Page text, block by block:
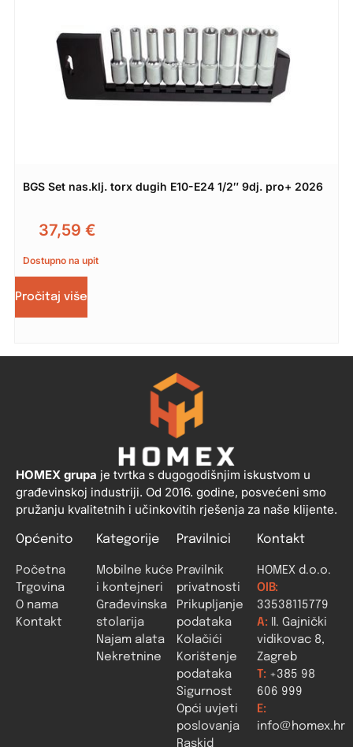
BGS Set nas.klj. torx dugih E10-E24 1/2″ 9dj. pro+ 2026
37,59 €
Dostupno na upit
Pročitaj više
HOMEX grupa je tvrtka s dugogodišnjim iskustvom u
građevinskoj industriji. Od 2016. godine, posvećeni smo
pružanju kvalitetnih i učinkovitih rješenja za naše klijente.
Općenito
Početna
Trgovina
O nama
Kontakt
Kategorije
Mobilne kuće
i kontejneri
Građevinska
stolarija
Najam alata
Nekretnine
Pravilnici
Pravilnik
privatnosti
Prikupljanje
podataka
Kolačići
Korištenje
podataka
Sigurnost
Opći uvjeti
poslovanja
Raskid
Kontakt
HOMEX d.o.o.
OIB:
33538115779
A: II. Gajnički
vidikovac 8,
Zagreb
T: +385 98
606 999
E:
info@homex.hr